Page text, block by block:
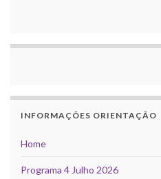
INFORMAÇÕES ORIENTAÇÃO
Home
Programa 4 Julho 2026